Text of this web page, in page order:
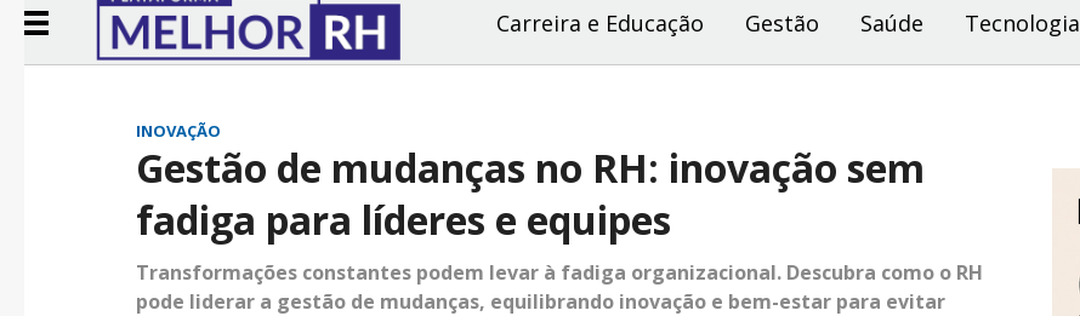
Carreira e Educação Gestão Saúde Tecnologia
INOVAÇÃO
Gestão de mudanças no RH: inovação sem
fadiga para líderes e equipes
Transformações constantes podem levar à fadiga organizacional. Descubra como o RH
pode liderar a gestão de mudanças, equilibrando inovação e bem-estar para evitar